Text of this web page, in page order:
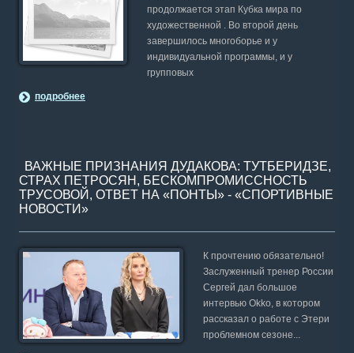
продолжается этап Кубка мира по
художественной . Во второй день
завершилось многоборье и у
индивидуальной программы, и у
групповых
подробнее
ВАЖНЫЕ ПРИЗНАНИЯ ДУДАКОВА: ТУТБЕРИДЗЕ,
СТРАХ ПЕТРОСЯН, БЕСКОМПРОМИССНОСТЬ
ТРУСОВОЙ, ОТВЕТ НА «ПОНТЫ» - «СПОРТИВНЫЕ
НОВОСТИ»
К прочтению обязательно!
Заслуженный тренер России
Сергей дал большое
интервью Okko, в котором
рассказал о работе с Этери
проблемном сезоне...